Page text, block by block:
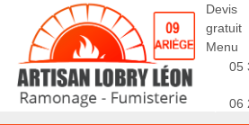
Devis
gratuit
Menu
05
06